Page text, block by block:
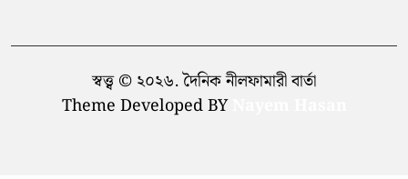
স্বত্ত্ব © ২০২৬. দৈনিক নীলফামারী বার্তা
Theme Developed BY